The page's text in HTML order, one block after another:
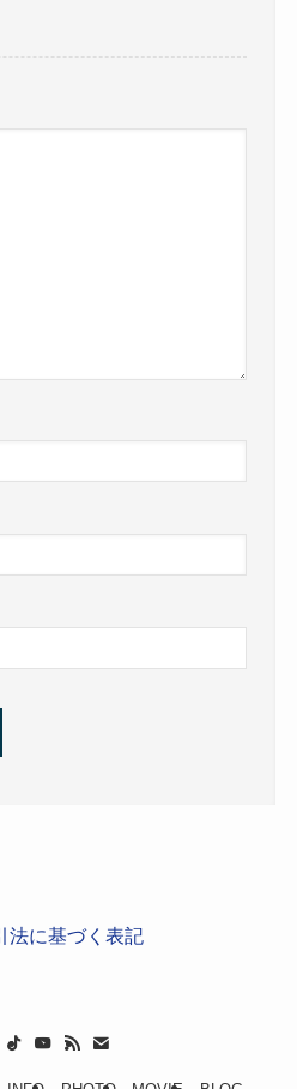
法に基づく表記